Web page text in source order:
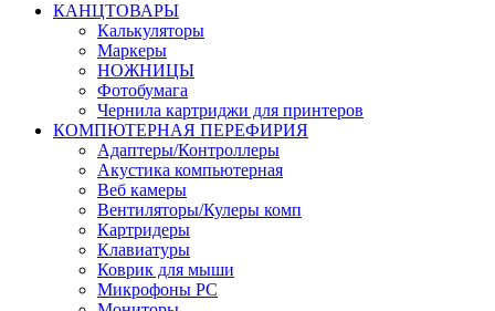
КАНЦТОВАРЫ
Калькуляторы
Маркеры
НОЖНИЦЫ
Фотобумага
Чернила картриджи для принтеров
КОМПЮТЕРНАЯ ПЕРЕФИРИЯ
Адаптеры/Контроллеры
Акустика компьютерная
Веб камеры
Вентиляторы/Кулеры комп
Картридеры
Клавиатуры
Коврик для мыши
Микрофоны PC